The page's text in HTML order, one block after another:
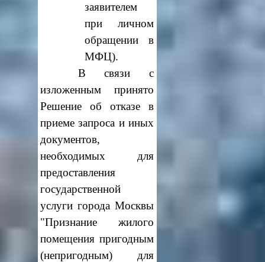
заявителем
при личном
обращении в
МФЦ).
В связи с
изложенным принято
Решение об отказе в
приеме запроса и иных
документов,
необходимых для
предоставления
государственной
услуги города Москвы
"Признание жилого
помещения пригодным
(непригодным) для